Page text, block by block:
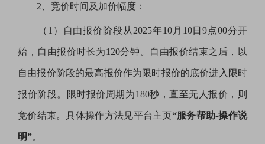
2、竞价时间及加价幅度：
（ 1）自由报价阶段从2025年10月10日9点00分开
始，自由报价时长为120分钟。自由报价结束之后，以
自由报价阶段的最高报价作为限时报价的底价进入限时
报价阶段。限时报价周期为180秒，直至无人报价，则
竞价结束。具体操作方法见平台主页“服务帮助-操作说
明”。